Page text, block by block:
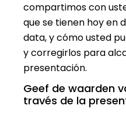
compartimos con
que se tienen hoy en
data, y cómo usted
y corregirlos para
presentación.
Geef de waarden
través de la